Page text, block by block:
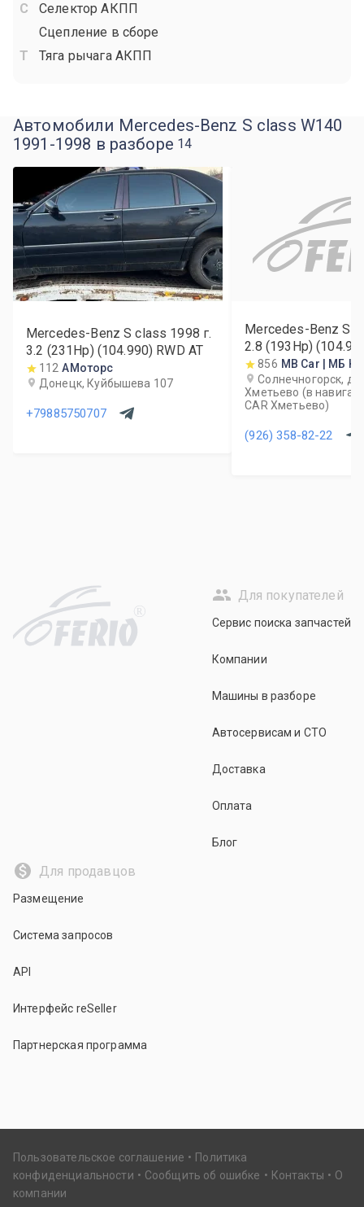
Селектор АКПП
Сцепление в сборе
Тяга рычага АКПП
Автомобили Mercedes-Benz S class W140
1991-1998 в разборе 14
Mercedes-Benz S class 1998 г.
3.2 (231Hp) (104.990) RWD AT
112 АМоторс
Донецк, Куйбышева 107
+79885750707
Mercedes-Benz S
2.8 (193Hp)
856 MB Car | МБ
Солнечногорск,
Хметьево (в
CAR Хметьево)
(926) 358-82-22
R
Для покупателей
Сервис поиска запчастей
Компании
Машины в разборе
Автосервисам и СТО
Доставка
Оплата
Блог
Для продавцов
Размещение
Система запросов
API
Интерфейс reSeller
Партнерская программа
Пользовательское соглашение
Политика
конфиденциальности
Сообщить об ошибке Контакты
О
компании